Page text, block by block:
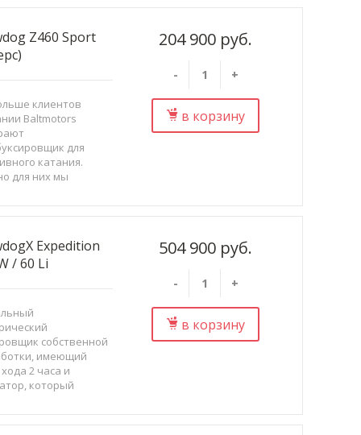
204 900 руб.
- +
в корзину
Z460 Sport
клиентов
Baltmotors
для
катания.
для них мы
504 900 руб.
- +
в корзину
Expedition
/ 60 Li
собственной
имеющий
2 часа и
который